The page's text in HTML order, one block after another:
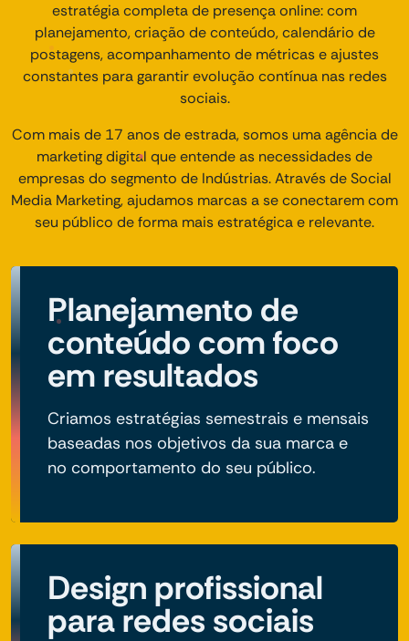
estratégia completa de presença online: com
planejamento, criação de conteúdo, calendário de
postagens, acompanhamento de métricas e ajustes
constantes para garantir evolução contínua nas redes
sociais.
Com mais de 17 anos de estrada, somos uma agência de
marketing digital que entende as necessidades de
empresas do segmento de Indústrias. Através de Social
Media Marketing, ajudamos marcas a se conectarem com
seu público de forma mais estratégica e relevante.
Planejamento de
conteúdo com foco
em resultados
Criamos estratégias semestrais e mensais
baseadas nos objetivos da sua marca e
no comportamento do seu público.
Design profissional
para redes sociais